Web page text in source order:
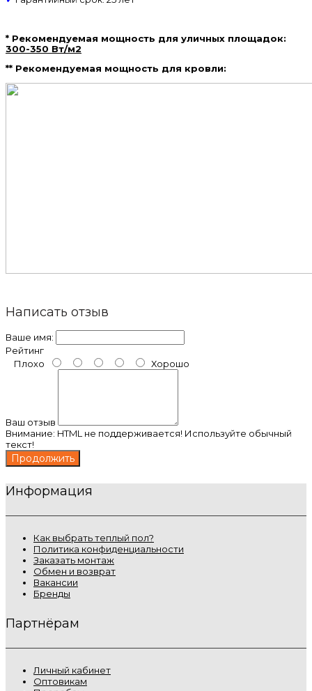
* Рекомендуемая мощность для уличных площадок:
300-350 Вт/м2
** Рекомендуемая мощность для кровли:
Написать отзыв
Ваше имя:
Рейтинг
Плохо
Хорошо
Ваш отзыв
Внимание: HTML не поддерживается! Используйте обычный
текст!
Продолжить
Информация
Как выбрать теплый пол?
Политика конфиденциальности
Заказать монтаж
Обмен и возврат
Вакансии
Бренды
Партнёрам
Личный кабинет
Оптовикам